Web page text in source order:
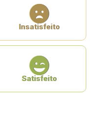
Insatisfeito
Satisfeito